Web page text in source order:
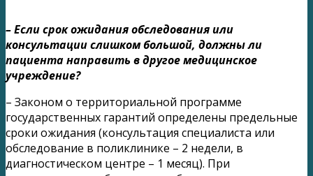
– Если срок ожидания обследования или
консультации слишком большой, должны ли
пациента направить в другое медицинское
учреждение?
– Законом о территориальной программе
государственных гарантий определены предельные
сроки ожидания (консультация специалиста или
обследование в поликлинике – 2 недели, в
диагностическом центре – 1 месяц). При